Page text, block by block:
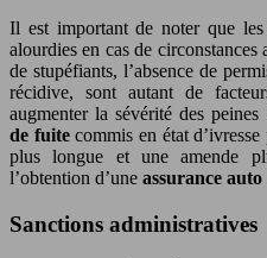
Il est important de noter que
alourdies en cas de circonstances
de stupéfiants, l’absence de
récidive, sont autant de
augmenter la sévérité des
de fuitecommis en état
plus longue et une amende
l’obtention d’une assurance auto
Sanctions administratives